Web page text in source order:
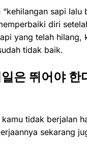
sapi
diri
yang telah
tidak baik.
은 뛰어야 한
tidak berjalan
sekarang